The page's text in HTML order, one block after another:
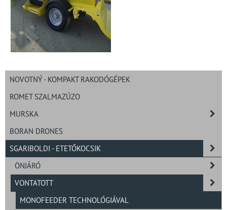
NOVOTNÝ - KOMPAKT RAKODÓGÉPEK
ROMET SZALMAZÚZO
MURSKA
BORAN DRONES
SGARIBOLDI - ETETŐKOCSIK
ÖNJÁRÓ
VONTATOTT
MONOFEEDER TECHNOLÓGIÁVAL